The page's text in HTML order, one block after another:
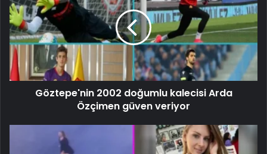
Göztepe'nin 2002 doğumlu kalecisi Arda
Özçimen güven veriyor